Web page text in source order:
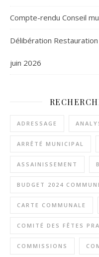
Compte-rendu Conseil
Délibération
juin 2026
ADRESSAGE
ARRÊTÉ MUNICIPAL
ASSAINISSEMENT
BUDGET 2024
CARTE COMMUNALE
COMITÉ DES FÊTES
COMMISSIONS